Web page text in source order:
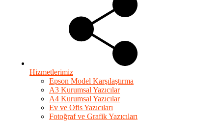
Hizmetlerimiz
Epson Model Karşılaştırma
A3 Kurumsal Yazıcılar
A4 Kurumsal Yazıcılar
Ev ve Ofis Yazıcıları
Fotoğraf ve Grafik Yazıcıları